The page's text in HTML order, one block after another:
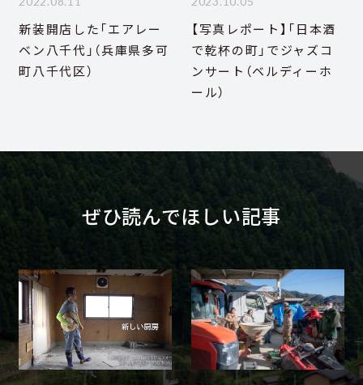
新装開店した「エアレー
ベン八千代」（兵庫県多可
町八千代区）
【写真レポート】「日本酒
で乾杯の町」でジャズコ
ンサート（ベルディーホ
ール）
ぜひ読んでほしい記事